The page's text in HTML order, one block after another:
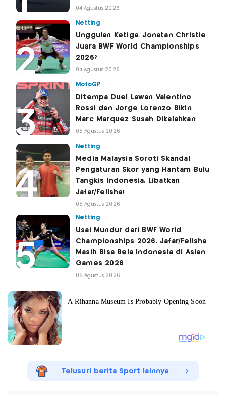
04 Agustus 2026
Netting
Unggulan Ketiga, Jonatan Christie
Juara BWF World Championships
2026?
04 Agustus 2026
MotoGP
Ditempa Duel Lawan Valentino
Rossi dan Jorge Lorenzo Bikin
Marc Marquez Susah Dikalahkan
05 Agustus 2026
Netting
Media Malaysia Soroti Skandal
Pengaturan Skor yang Hantam Bulu
Tangkis Indonesia, Libatkan
Jafar/Felisha!
05 Agustus 2026
Netting
Usai Mundur dari BWF World
Championships 2026, Jafar/Felisha
Masih Bisa Bela Indonesia di Asian
Games 2026
05 Agustus 2026
Telusuri berita Sport lainnya